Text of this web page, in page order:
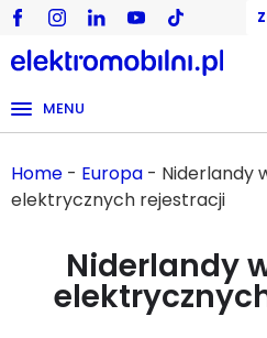
MENU
Home - Europa - Niderlandy
elektrycznych rejestracji
Niderlandy